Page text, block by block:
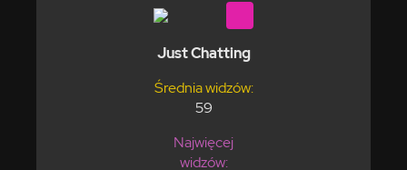
Just Chatting
Średnia widzów:
59
Najwięcej
widzów: